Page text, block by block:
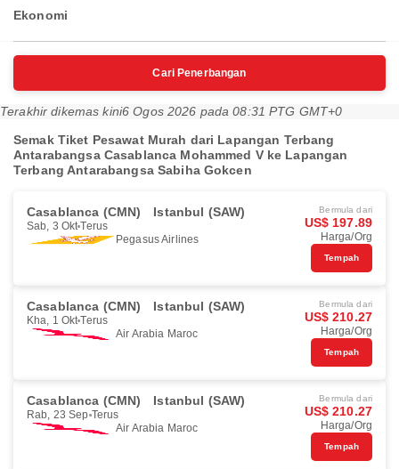
Ekonomi
Cari Penerbangan
Terakhir dikemas kini6 Ogos 2026 pada 08:31 PTG GMT+0
Semak Tiket Pesawat Murah dari Lapangan Terbang
Antarabangsa Casablanca Mohammed V ke Lapangan
Terbang Antarabangsa Sabiha Gokcen
Casablanca (CMN) Istanbul (SAW)
Sab, 3 Okt Terus
Pegasus Airlines
Bermula dari
US$ 197.89
Harga/Org
Tempah
Casablanca (CMN) Istanbul (SAW)
Kha, 1 Okt Terus
Air Arabia Maroc
Bermula dari
US$ 210.27
Harga/Org
Tempah
Casablanca (CMN) Istanbul (SAW)
Rab, 23 Sep Terus
Air Arabia Maroc
Bermula dari
US$ 210.27
Harga/Org
Tempah